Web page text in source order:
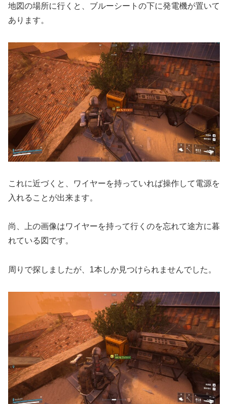
地図の場所に行くと、ブルーシートの下に発電機が置いて
あります。
これに近づくと、ワイヤーを持っていれば操作して電源を
入れることが出来ます。
尚、上の画像はワイヤーを持って行くのを忘れて途方に暮
れている図です。
周りで探しましたが、1本しか見つけられませんでした。